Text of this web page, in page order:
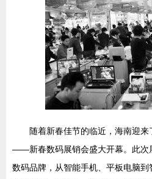
随着新春佳节的临近，海南迎
——新春数码展销会盛大开幕。此次
数码品牌，从智能手机、平板电脑